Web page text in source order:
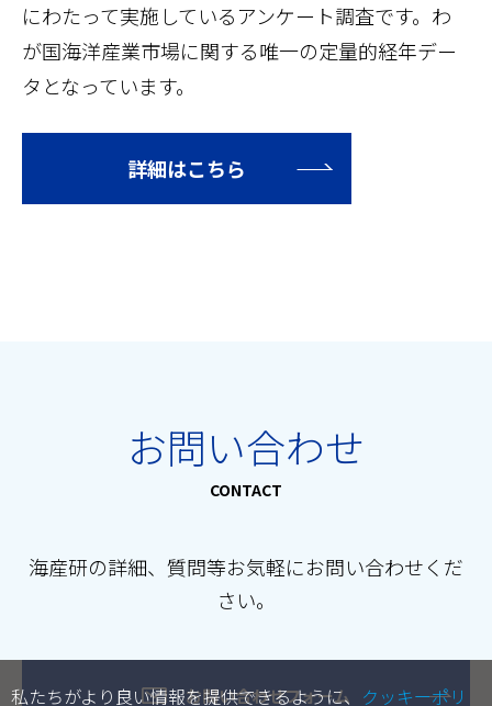
にわたって実施しているアンケート調査です。わ
が国海洋産業市場に関する唯一の定量的経年デー
タとなっています。
詳細はこちら
お問い合わせ
CONTACT
海産研の詳細、質問等お気軽にお問い合わせくだ
さい。
お問い合わせフォーム
私たちがより良い情報を提供できるように、 クッキーポリ